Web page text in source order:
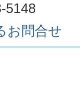
5148
お問合せ